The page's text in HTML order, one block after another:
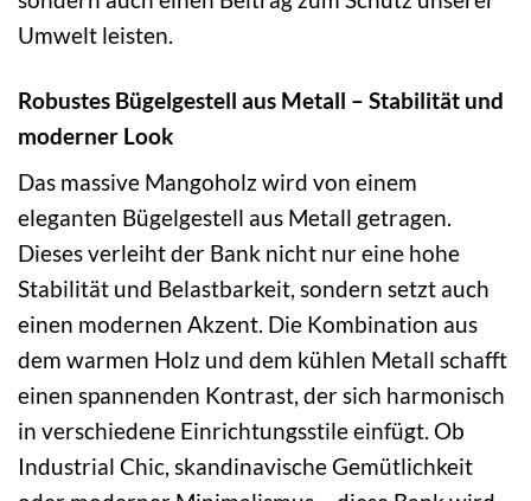
Umwelt leisten.
Robustes Bügelgestell aus Metall – Stabilität und
moderner Look
Das massive Mangoholz wird von einem
eleganten Bügelgestell aus Metall getragen.
Dieses verleiht der Bank nicht nur eine hohe
Stabilität und Belastbarkeit, sondern setzt auch
einen modernen Akzent. Die Kombination aus
dem warmen Holz und dem kühlen Metall schafft
einen spannenden Kontrast, der sich harmonisch
in verschiedene Einrichtungsstile einfügt. Ob
Industrial Chic, skandinavische Gemütlichkeit